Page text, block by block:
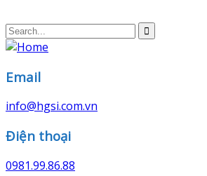
Email
info@hgsi.com.vn
Điện thoại
0981.99.86.88